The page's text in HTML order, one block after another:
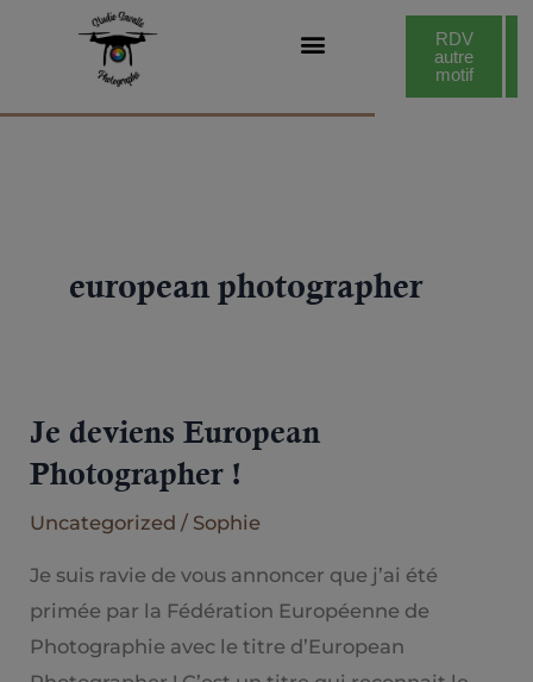
RDV
photo
identité
RDV
autre
motif
european photographer
Je deviens European
Photographer !
Uncategorized / Sophie
Je suis ravie de vous annoncer que j’ai été
primée par la Fédération Européenne de
Photographie avec le titre d’European
Je
deviens
European
Photographer
!